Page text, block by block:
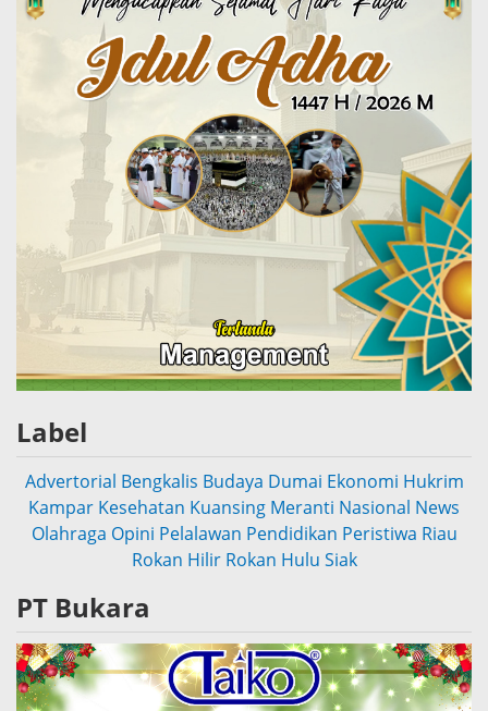
Label
Advertorial Bengkalis Budaya Dumai Ekonomi Hukrim
Kampar Kesehatan Kuansing Meranti Nasional News
Olahraga Opini Pelalawan Pendidikan Peristiwa Riau
Rokan Hilir Rokan Hulu Siak
PT Bukara